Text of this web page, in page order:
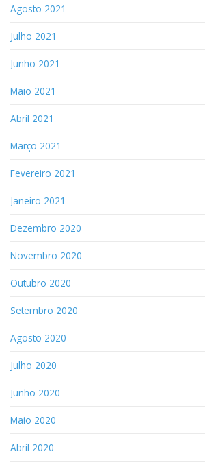
Agosto 2021
Julho 2021
Junho 2021
Maio 2021
Abril 2021
Março 2021
Fevereiro 2021
Janeiro 2021
Dezembro 2020
Novembro 2020
Outubro 2020
Setembro 2020
Agosto 2020
Julho 2020
Junho 2020
Maio 2020
Abril 2020